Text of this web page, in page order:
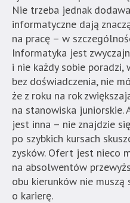
Nie trzeba jednak
informatyczne dają
na pracę – w
Informatyka jest
i nie każdy sobie poradzi,
bez doświadczenia, nie
że z roku na rok
na stanowiska juniorskie.
jest inna – nie znajdzie
po szybkich kursach
zysków. Ofert jest nieco
na absolwentów
obu kierunków nie
o karierę.